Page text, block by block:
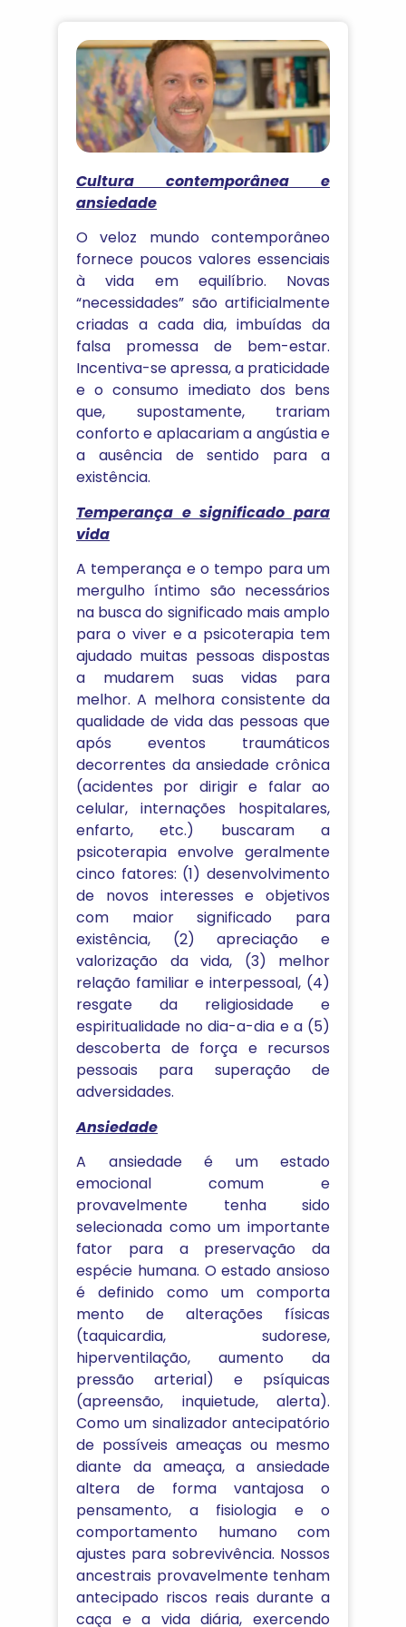
Cultura contemporânea e
ansiedade
O veloz mundo contemporâneo
fornece poucos valores essenciais
à vida em equilíbrio. Novas
“necessidades” são artificialmente
criadas a cada dia, imbuídas da
falsa promessa de bem-estar.
Incentiva-se apressa, a praticidade
e o consumo imediato dos bens
que, supostamente, trariam
conforto e aplacariam a angústia e
a ausência de sentido para a
existência.
Temperança e significado para
vida
A temperança e o tempo para um
mergulho íntimo são necessários
na busca do significado mais amplo
para o viver e a psicoterapia tem
ajudado muitas pessoas dispostas
a mudarem suas vidas para
melhor. A melhora consistente da
qualidade de vida das pessoas que
após eventos traumáticos
decorrentes da ansiedade crônica
(acidentes por dirigir e falar ao
celular, internações hospitalares,
enfarto, etc.) buscaram a
psicoterapia envolve geralmente
cinco fatores: (1) desenvolvimento
de novos interesses e objetivos
com maior significado para
existência, (2) apreciação e
valorização da vida, (3) melhor
relação familiar e interpessoal, (4)
resgate da religiosidade e
espiritualidade no dia-a-dia e a (5)
descoberta de força e recursos
pessoais para superação de
adversidades.
Ansiedade
A ansiedade é um estado
emocional comum e
provavelmente tenha sido
selecionada como um importante
fator para a preservação da
espécie humana. O estado ansioso
é definido como um comporta
mento de alterações físicas
(taquicardia, sudorese,
hiperventilação, aumento da
pressão arterial) e psíquicas
(apreensão, inquietude, alerta).
Como um sinalizador antecipatório
de possíveis ameaças ou mesmo
diante da ameaça, a ansiedade
altera de forma vantajosa o
pensamento, a fisiologia e o
comportamento humano com
ajustes para sobrevivência. Nossos
ancestrais provavelmente tenham
antecipado riscos reais durante a
caça e a vida diária, exercendo